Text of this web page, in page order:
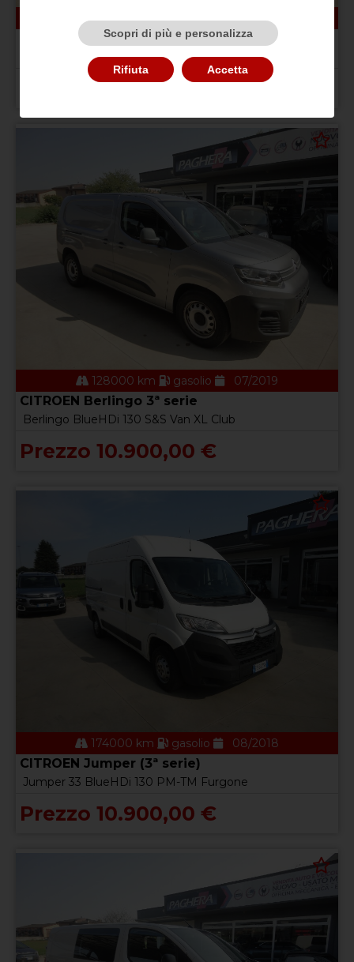
166000 km ibrida_gasolio 10/2022
BMW Serie 5(G30/31/F90)
520d 48V Touring Msport
Prezzo 24.900,00 €
128000 km gasolio 07/2019
CITROEN Berlingo 3ª serie
Berlingo BlueHDi 130 S&S Van XL Club
Prezzo 10.900,00 €
174000 km gasolio 08/2018
CITROEN Jumper (3ª serie)
Jumper 33 BlueHDi 130 PM-TM Furgone
Prezzo 10.900,00 €
Scopri di più e personalizza
Rifiuta Accetta